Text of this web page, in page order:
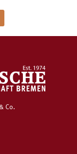
Co.